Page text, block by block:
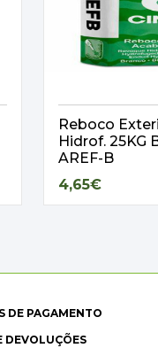
Reboco
Hidrof. 25KG
AREF-B
4,65€
DE PAGAMENTO
DEVOLUÇÕES